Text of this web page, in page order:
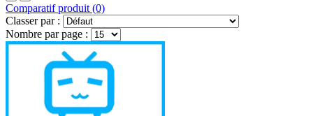
Comparatif produit (0)
Classer par :
Nombre par page :